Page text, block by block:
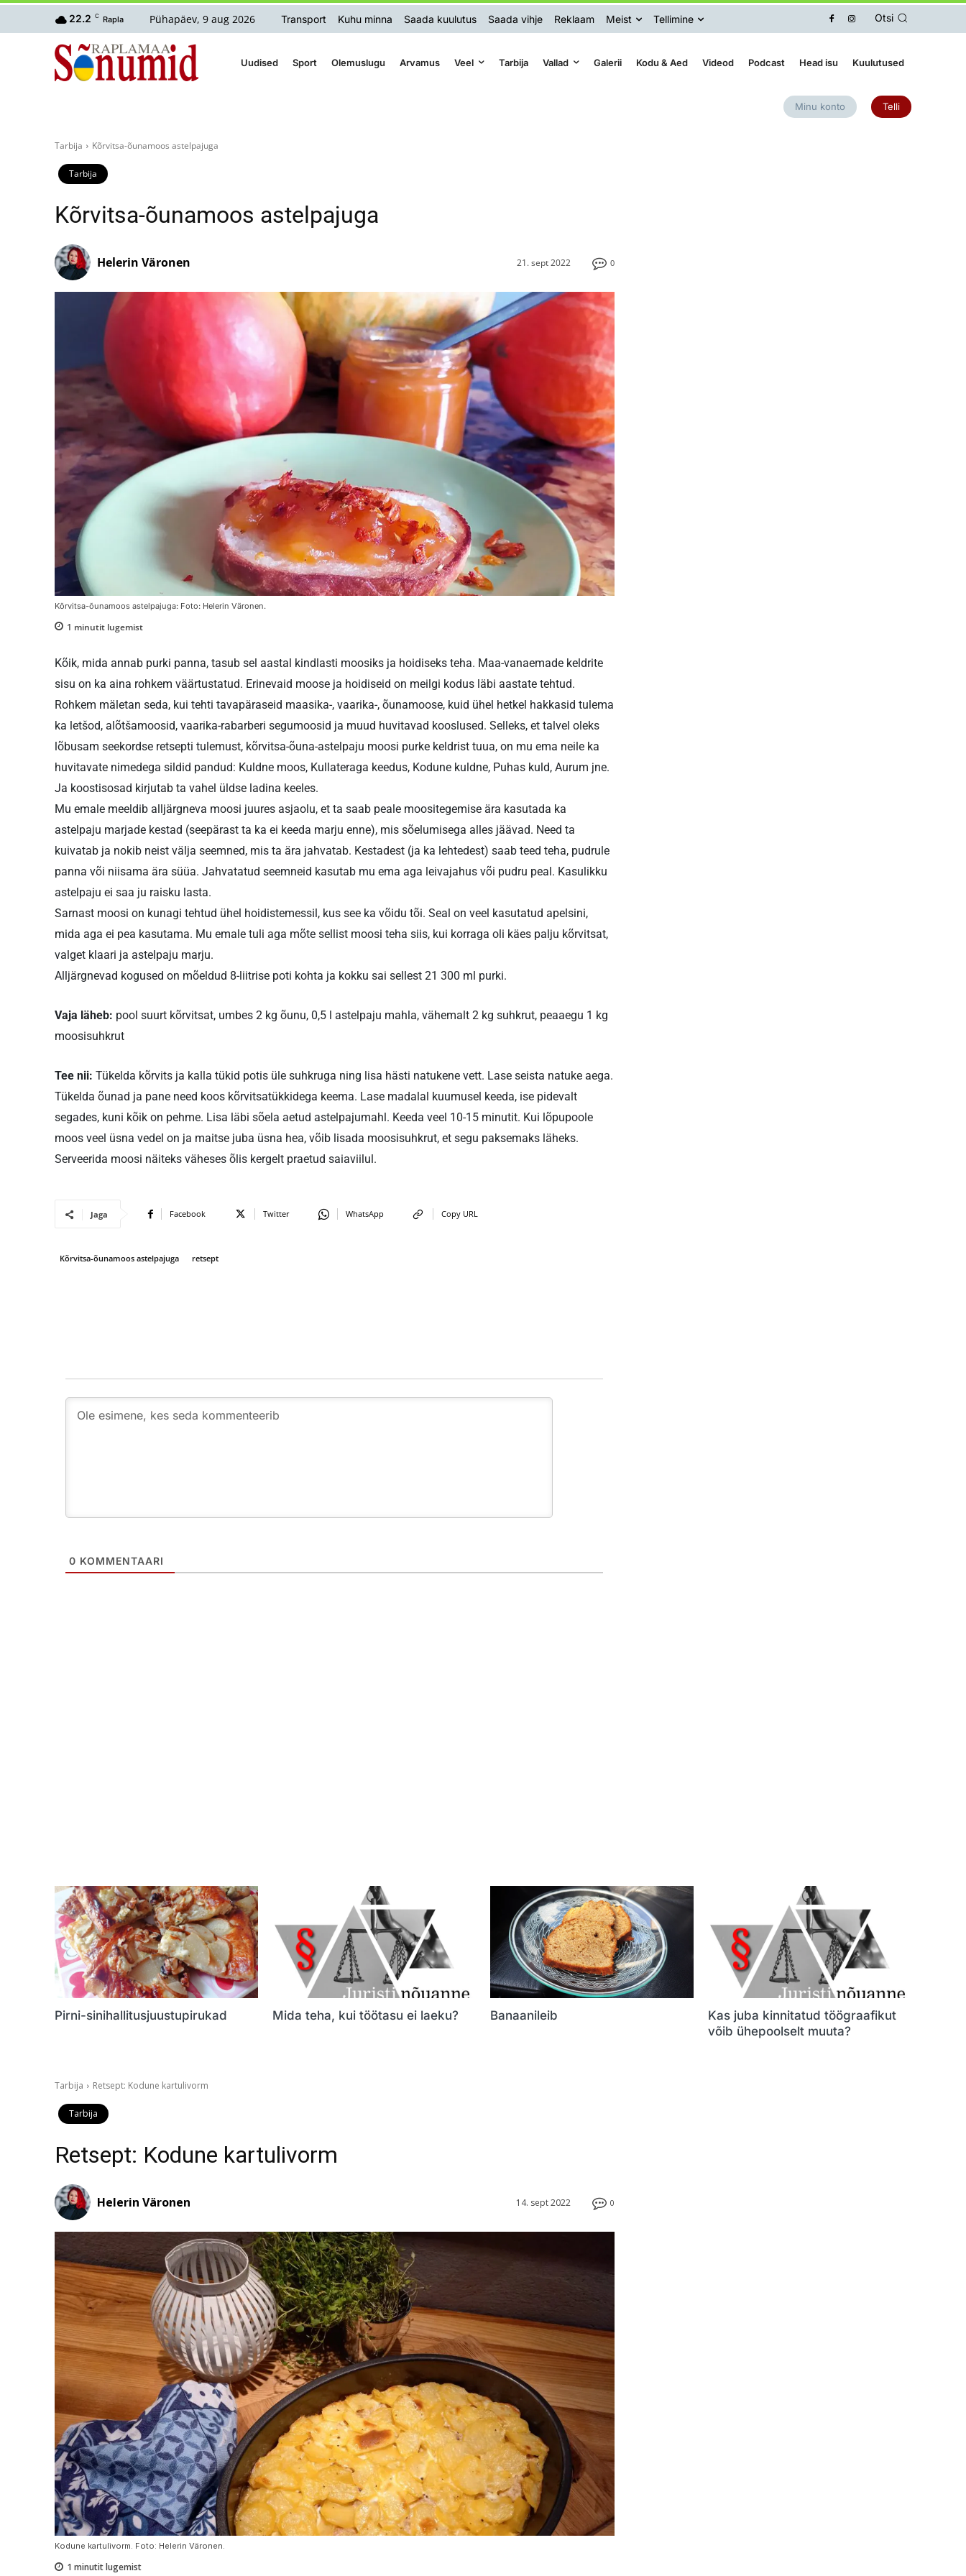
22.2 C Rapla Pühapäev, 9 aug 2026 Transport Kuhu minna Saada kuulutus Saada vihje Reklaam Meist Tellimine Otsi
Uudised Sport Olemuslugu Arvamus Veel Tarbija Vallad Galerii Kodu & Aed Videod Podcast Head isu Kuulutused
Minu konto Telli
Tarbija Kõrvitsa-õunamoos astelpajuga
Tarbija
Kõrvitsa-õunamoos astelpajuga
0
21. sept 2022
Helerin Väronen
Kõrvitsa-õunamoos astelpajuga: Foto: Helerin Väronen.
1 minutit lugemist
Kõik, mida annab purki panna, tasub sel aastal kindlasti moosiks ja hoidiseks teha. Maa-vanaemade keldrite
sisu on ka aina rohkem väärtustatud. Erinevaid moose ja hoidiseid on meilgi kodus läbi aastate tehtud.
Rohkem mäletan seda, kui tehti tavapäraseid maasika-, vaarika-, õunamoose, kuid ühel hetkel hakkasid tulema
ka letšod, alõtšamoosid, vaarika-rabarberi segumoosid ja muud huvitavad kooslused. Selleks, et talvel oleks
lõbusam seekordse retsepti tulemust, kõrvitsa-õuna-astelpaju moosi purke keldrist tuua, on mu ema neile ka
huvitavate nimedega sildid pandud: Kuldne moos, Kullateraga keedus, Kodune kuldne, Puhas kuld, Aurum jne.
Ja koostisosad kirjutab ta vahel üldse ladina keeles.
Mu emale meeldib alljärgneva moosi juures asjaolu, et ta saab peale moositegemise ära kasutada ka
astelpaju marjade kestad (seepärast ta ka ei keeda marju enne), mis sõelumisega alles jäävad. Need ta
kuivatab ja nokib neist välja seemned, mis ta ära jahvatab. Kestadest (ja ka lehtedest) saab teed teha, pudrule
panna või niisama ära süüa. Jahvatatud seemneid kasutab mu ema aga leivajahus või pudru peal. Kasulikku
astelpaju ei saa ju raisku lasta.
Sarnast moosi on kunagi tehtud ühel hoidistemessil, kus see ka võidu tõi. Seal on veel kasutatud apelsini,
mida aga ei pea kasutama. Mu emale tuli aga mõte sellist moosi teha siis, kui korraga oli käes palju kõrvitsat,
valget klaari ja astelpaju marju.
Alljärgnevad kogused on mõeldud 8-liitrise poti kohta ja kokku sai sellest 21 300 ml purki.
Vaja läheb: pool suurt kõrvitsat, umbes 2 kg õunu, 0,5 l astelpaju mahla, vähemalt 2 kg suhkrut, peaaegu 1 kg
moosisuhkrut
Tee nii: Tükelda kõrvits ja kalla tükid potis üle suhkruga ning lisa hästi natukene vett. Lase seista natuke aega.
Tükelda õunad ja pane need koos kõrvitsatükkidega keema. Lase madalal kuumusel keeda, ise pidevalt
segades, kuni kõik on pehme. Lisa läbi sõela aetud astelpajumahl. Keeda veel 10-15 minutit. Kui lõpupoole
moos veel üsna vedel on ja maitse juba üsna hea, võib lisada moosisuhkrut, et segu paksemaks läheks.
Serveerida moosi näiteks väheses õlis kergelt praetud saiaviilul.
Jaga Facebook Twitter WhatsApp Copy URL
Kõrvitsa-õunamoos astelpajuga retsept
0 KOMMENTAARI
Pirni-sinihallitusjuustupirukad Mida teha, kui töötasu ei laeku? Banaanileib
Kas juba kinnitatud töögraafikut
võib ühepoolselt muuta?